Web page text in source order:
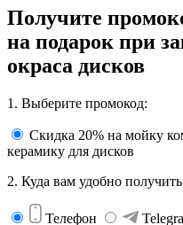
Получите
на подарок при
окраса дисков
1. Выберите промокод:
Скидка 20% на мойку
керамику для дисков
2. Куда вам удобно
Телефон